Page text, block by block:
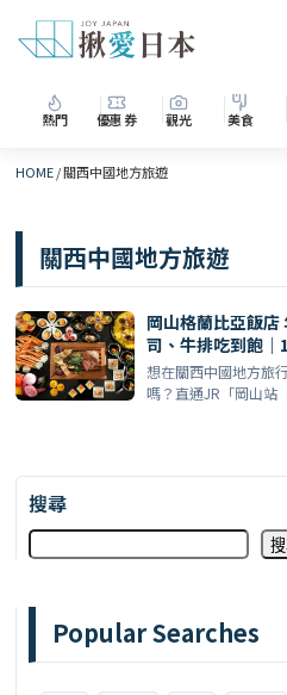
熱門 優惠券 觀光 美食
HOME/關西中國地方旅遊
關西中國地方旅遊
岡山格蘭比亞飯
司、牛排吃到飽
ックスの間）
想在關西中國地方旅
嗎？直通JR「岡山站
搜尋
Popular Searches